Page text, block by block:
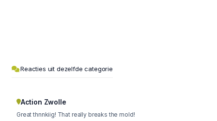
Reacties uit dezelfde categorie
Action Zwolle
Great thnnkiig! That really breaks the mold!